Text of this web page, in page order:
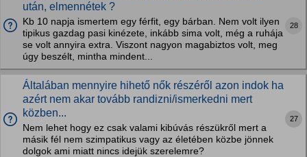
után, elmennétek ?
Kb 10 napja ismertem egy férfit, egy bárban. Nem volt ilyen
tipikus gazdag pasi kinézete, inkább sima volt, még a ruhája
se volt annyira extra. Viszont nagyon magabiztos volt, meg
úgy beszélt, mintha mindent...
28
Általában mennyire hihető nők részéről azon indok ha
azért nem akar tovább randizni/ismerkedni mert
közben...
Nem lehet hogy ez csak valami kibúvás részükről mert a
másik fél nem szimpatikus vagy az életében közbe jönnek
dolgok ami miatt nincs idejük szerelemre?
27